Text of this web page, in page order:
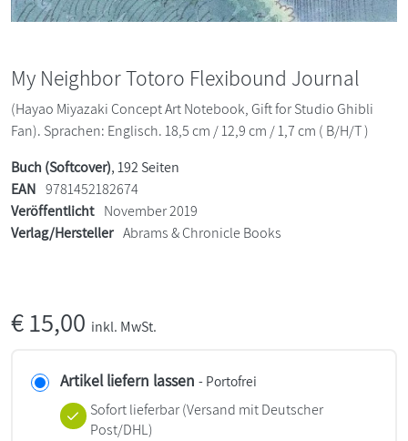
My Neighbor Totoro Flexibound Journal
(Hayao Miyazaki Concept Art Notebook, Gift for Studio Ghibli
Fan). Sprachen: Englisch. 18,5 cm / 12,9 cm / 1,7 cm ( B/H/T )
Buch (Softcover), 192 Seiten
EAN 9781452182674
Veröffentlicht November 2019
Verlag/Hersteller Abrams & Chronicle Books
€15,00 inkl. MwSt.
Artikel liefern lassen - Portofrei
Sofort lieferbar(Versand mit Deutscher
Post/DHL)